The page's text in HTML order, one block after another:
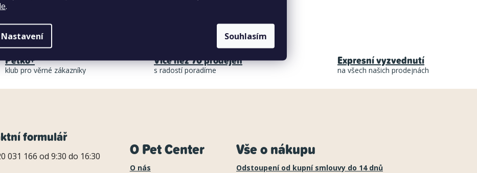
.
Nastavení Souhlasím
O
v
l
á
d
p
Petko+
klub pro věrné zákazníky
Více než 70 prodejen
s radostí poradíme
Expresní vyzvednutí
na všech našich prodejnách
formulář
031 166 od 9:30 do 16:30 O Pet Center
O nás
Vše o nákupu
Odstoupení od kupní smlouvy do 14 dnů